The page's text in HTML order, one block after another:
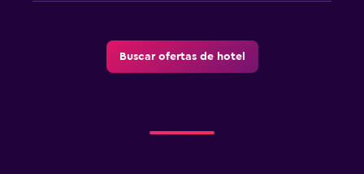
Buscar ofertas de hotel